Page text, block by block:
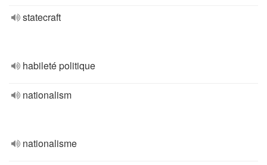
statecraft
habileté politique
nationalism
nationalisme